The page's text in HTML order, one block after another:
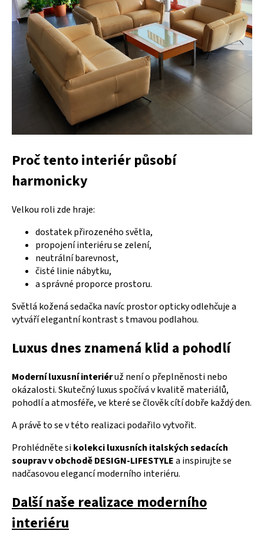
Proč tento interiér působí
harmonicky
Velkou roli zde hraje:
dostatek přirozeného světla,
propojení interiéru se zelení,
neutrální barevnost,
čisté linie nábytku,
a správné proporce prostoru.
Světlá kožená sedačka navíc prostor opticky odlehčuje a
vytváří elegantní kontrast s tmavou podlahou.
Luxus dnes znamená klid a pohodlí
Moderní luxusní interiéruž není o přeplněnosti nebo
okázalosti. Skutečný luxus spočívá v kvalitě materiálů,
pohodlí a atmosféře, ve které se člověk cítí dobře každý den.
A právě to se v této realizaci podařilo vytvořit.
Prohlédněte sikolekci luxusních italských sedacích
souprav v obchodě DESIGN-LIFESTYLEa inspirujte se
nadčasovou elegancí moderního interiéru.
Další naše realizace moderního
interiéru